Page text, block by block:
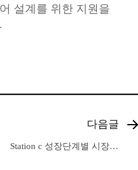
설계를 위한 지원을
다음글
Station c 성장단계별 시장검증형 전주기 지원사업 협약식 및 설명회 개최